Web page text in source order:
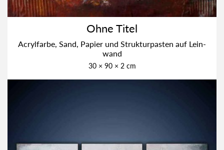
Ohne Titel
Acryl­far­be, Sand, Papier und Struk­tur­pas­ten auf Lein­
wand
30 × 90 × 2 cm